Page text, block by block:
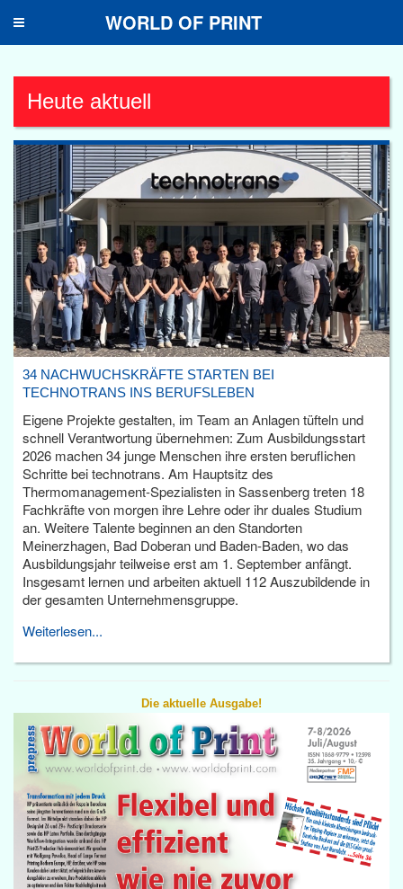
Toggle
WORLD OF PRINT
Heute aktuell
34 NACHWUCHSKRÄFTE STARTEN BEI
TECHNOTRANS INS BERUFSLEBEN
Eigene Projekte gestalten, im Team an Anlagen tüfteln und
schnell Verantwortung übernehmen: Zum Ausbildungsstart
2026 machen 34 junge Menschen ihre ersten beruflichen
Schritte bei technotrans. Am Hauptsitz des
Thermomanagement-Spezialisten in Sassenberg treten 18
Fachkräfte von morgen ihre Lehre oder ihr duales Studium
an. Weitere Talente beginnen an den Standorten
Meinerzhagen, Bad Doberan und Baden-Baden, wo das
Ausbildungsjahr teilweise erst am 1. September anfängt.
Insgesamt lernen und arbeiten aktuell 112 Auszubildende in
der gesamten Unternehmensgruppe.
Weiterlesen...
Die aktuelle Ausgabe!